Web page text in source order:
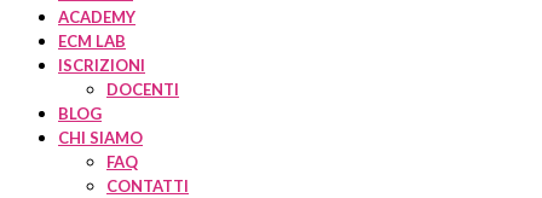
ACADEMY
ECM LAB
ISCRIZIONI
DOCENTI
BLOG
CHI SIAMO
FAQ
CONTATTI